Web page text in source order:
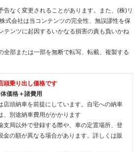
なく変更されることがあります。また、(株)リ
式会社は当コンテンツの完全性、無誤謬性を保
テンツに起因するいかなる損害の責も負いかね
部または一部を無断で転写、転載、複製する
頭乗り出し価格です
価格＋諸費用
頭納車を前提にしています。自宅への納車
、別途納車費用がかかります
局以外で登録する際や、車の定置場所、登
金の額が異なる場合があります。詳しくは販